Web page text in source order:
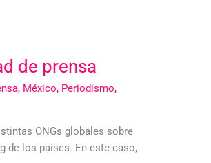
de prensa
, México, Periodismo,
ONGs globales sobre
de los países. En este caso,